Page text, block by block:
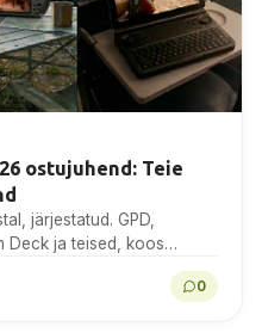
ostujuhend: Teie
järjestatud. GPD,
Deck ja teised, koos
0